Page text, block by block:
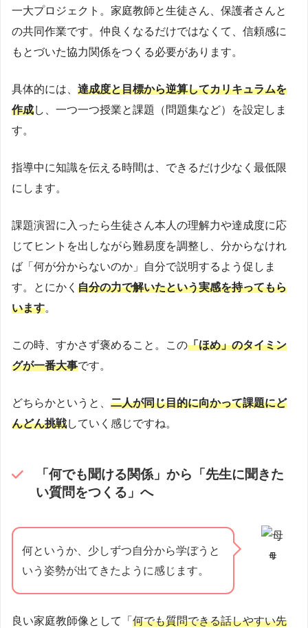
一大プロジェクト。家庭教師と生徒さん、保護者さんと
の共同作業です。仲良くなるだけではなくて、信頼感に
もとづいた協力関係をつくる必要があります。
具体的には、 達成度と目標から逆算してカリキュラムを
作成し、一つ一つ授業と課題（問題集など）を設定しま
す。
指導中に知識を伝える時間は、できるだけ少なく最低限
にします。
課題演習に入ったら生徒さん本人の理解力や達成度に応
じてヒントを出しながら難易度を調整し、分からなけれ
ば「何が分からないのか」自分で説明するよう促しま
す。とにかく 自分の力で解いたという実感を持ってもら
います。
この時、すかさず褒めること。この「ほめ」のタイミン
グが一番大事です。
どちらかというと、 二人が同じ目的に向かって課題にど
んどん挑戦していく感じですね。
「何でも聞ける関係」から「先生に聞きた
い質問をつくる」へ
母
何というか、少しずつ自分から学ぼうと
いう姿勢が出てきたように感じます。
良い家庭教師像として「 何でも質問できる話しやすい先